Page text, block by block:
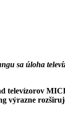
sa úloha
televízorov
výrazne